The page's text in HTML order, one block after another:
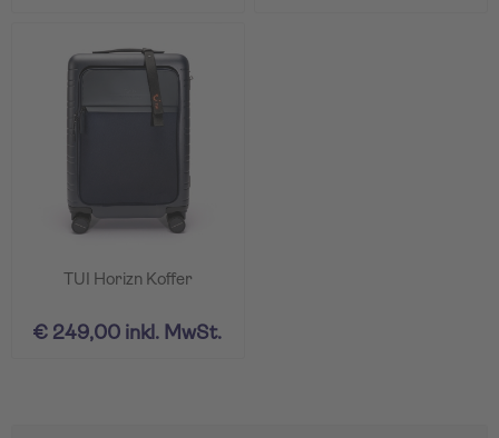
TUI Horizn Koffer
€ 249,00 inkl. MwSt.